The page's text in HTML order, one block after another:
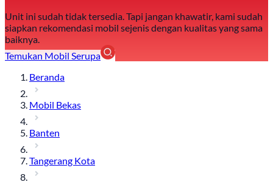
Unit ini sudah tidak tersedia. Tapi jangan khawatir, kami sudah
siapkan rekomendasi mobil sejenis dengan kualitas yang sama
baiknya.
Temukan Mobil Serupa
Beranda
Mobil Bekas
Banten
Tangerang Kota